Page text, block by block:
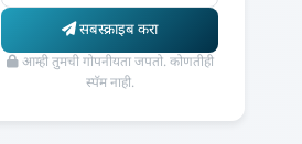
सबस्क्राइब करा
आम्ही तुमची गोपनीयता जपतो. कोणतीही
स्पॅम नाही.